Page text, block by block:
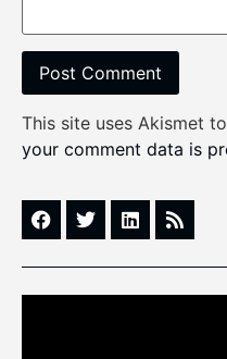
This site uses Akismet
your comment data is